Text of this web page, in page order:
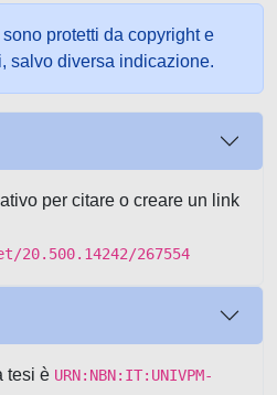
sono protetti da copyright e
salvo diversa indicazione.
per citare o creare un link
267554
tesi è URN:NBN:IT:UNIVPM-